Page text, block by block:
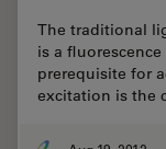
The traditional
is a
prerequisite for
excitation is the